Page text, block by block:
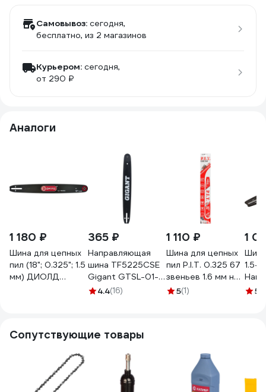
Самовывоз: сегодня,
бесплатно, из 2 магазинов
Курьером: сегодня,
от 290 ₽
Аналоги
1 180 ₽
Шина для цепных
пил (18"; 0.325"; 1.5
мм) ДИОЛД
365 ₽
Направляющая
шина TF5225CSE
Gigant GTSL-01-
594.4(16)
1 110 ₽
Шина для цепных
пил P.I.T. 0.325 67
звеньев 1.6 мм на
шину 16 ASCH02-
5(1)
1
1.5-
5
Сопутствующие товары